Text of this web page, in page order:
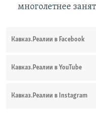
многолетнее
Кавказ.Реалии в Facebook
Кавказ.Реалии в YouTube
Кавказ.Реалии в Instagram